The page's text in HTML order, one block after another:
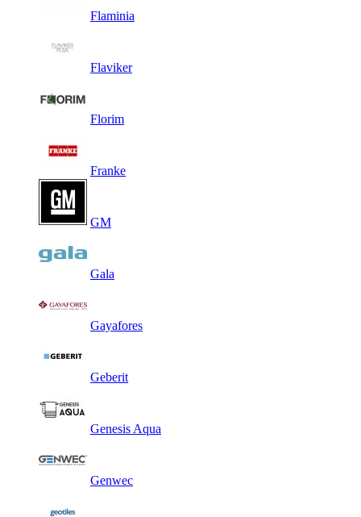
Flaminia
Flaviker
Florim
Franke
GM
Gala
Gayafores
Geberit
Genesis Aqua
Genwec